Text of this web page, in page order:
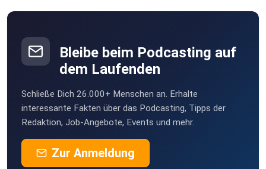
Bleibe beim Podcasting auf
dem Laufenden
Schließe Dich 26.000+ Menschen an. Erhalte
interessante Fakten über das Podcasting, Tipps der
Redaktion, Job-Angebote, Events und mehr.
Zur Anmeldung